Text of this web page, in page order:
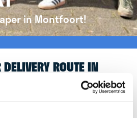
in Montfoort!
ROUTE IN
in a newspaper